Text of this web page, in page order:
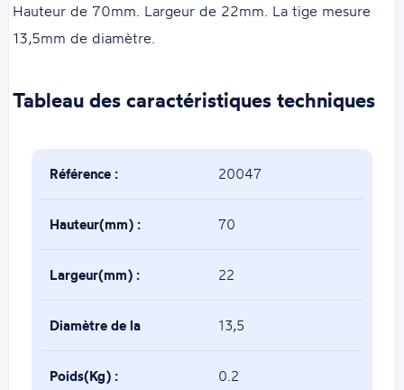
Hauteur de 70mm. Largeur de 22mm. La tige mesure
13,5mm de diamètre.
Tableau des caractéristiques techniques
Référence : 20047
Hauteur(mm) : 70
Largeur(mm) : 22
Diamètre de la
tige(mm) :
13,5
Poids(Kg) : 0.2